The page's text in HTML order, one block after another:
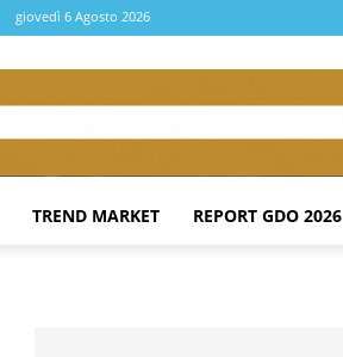
giovedì 6 Agosto 2026
TREND MARKET REPORT GDO 2026